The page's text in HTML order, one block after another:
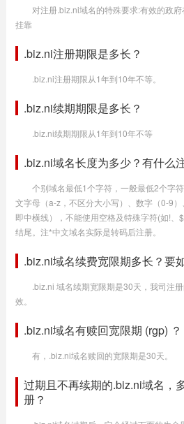
对注册.biz.ni域名的特殊要求:有效的政
挂靠
.biz.ni注册期限是多长？
.biz.ni注册期限从1年到10年不等。
.biz.ni续期期限是多长？
.biz.ni续期期限从1年到10年不等
.biz.ni域名长度为多少？有什么
个别域名最低1个字符，一般最低2个字
文字母（a-z，不区分大小写）、数字（0-9）
即中横线），不能使用空格及特殊字符(如!、
结尾。注*中文域名实际是转码后注册。
.biz.ni域名续费宽限期多长？要
.biz.ni 域名续期宽限期是30天，我司注
效。
.biz.ni域名有赎回宽限期 (rgp) ？
有，.biz.ni域名赎回的宽限期是30天。
过期且不再续期的.biz.ni域名，
册？